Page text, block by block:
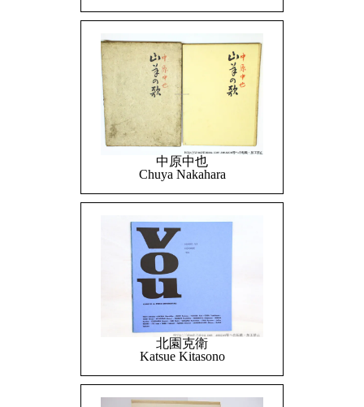
中原中也
Chuya Nakahara
北園克衛
Katsue Kitasono